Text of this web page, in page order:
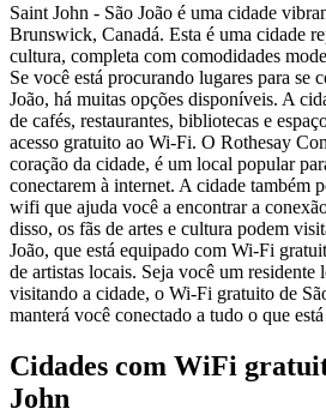
Saint John - São João é uma cidade
Brunswick, Canadá. Esta é uma cidade
cultura, completa com comodidades
Se você está procurando lugares para se
João, há muitas opções disponíveis. A
de cafés, restaurantes, bibliotecas e
acesso gratuito ao Wi-Fi. O Rothesay
coração da cidade, é um local popular
conectarem à internet. A cidade também
wifi que ajuda você a encontrar a
disso, os fãs de artes e cultura podem
João, que está equipado com Wi-Fi
de artistas locais. Seja você um residente
visitando a cidade, o Wi-Fi gratuito de
manterá você conectado a tudo o que
Cidades com WiFi
John